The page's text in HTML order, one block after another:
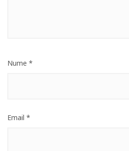
Nume *
Email *